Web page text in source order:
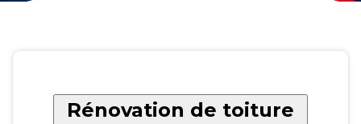
Rénovation de toiture